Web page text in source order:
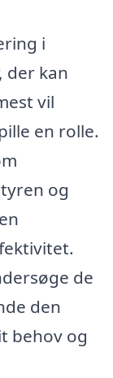
i
der kan
vil
en rolle.
og
de
den
behov og